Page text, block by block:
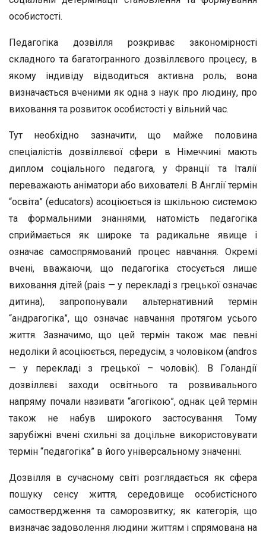
особистості.
Педагогіка дозвілля розкриває закономірності
складного та багатогранного дозвіллєвого процесу, в
якому індивіду відводиться активна роль; вона
визначається вченими як одна з наук про людину, про
виховання та розвиток особистості у вільний час.
Тут необхідно зазначити, що майже половина
спеціалістів дозвіллєвої сфери в Німеччині мають
диплом соціального педагога, у Франції та Італії
переважають аніматори або вихователі. В Англії термін
“освіта” (educators) асоціюється із шкільною системою
та формальними знаннями, натомість педагогіка
сприймається як широке та радикальне явище і
означає самоспрямований процес навчання. Окремі
вчені, вважаючи, що педагогіка стосується лише
виховання дітей (pais — у перекладі з грецької означає
дитина), запропонували альтернативний термін
“андрагогіка”, що означає навчання протягом усього
життя. Зазначимо, що цей термін також має певні
недоліки й асоціюється, передусім, з чоловіком (andros
— у перекладі з грецької – чоловік). В Голандії
дозвіллєві заходи освітнього та розвивального
напряму почали називати “агогікою”, однак цей термін
також не набув широкого застосування. Тому
зарубіжні вчені схильні за доцільне використовувати
термін “педагогіка” в його універсальному значенні.
Дозвілля в сучасному світі розглядається як сфера
пошуку сенсу життя, середовище особистісного
самоствердження та саморозвитку; як категорія, що
визначає задоволення людини життям і спрямована на